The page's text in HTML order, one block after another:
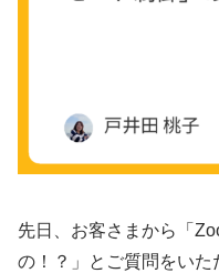
先日、お客さまから「
の！？」とご質問をいた